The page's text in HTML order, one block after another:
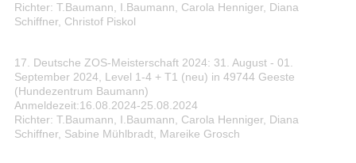
Richter: T.Baumann, I.Baumann, Carola Henniger, Diana
Schiffner, Christof Piskol
17. Deutsche ZOS-Meisterschaft 2024: 31. August - 01.
September 2024, Level 1-4 + T1 (neu) in 49744 Geeste
(Hundezentrum Baumann)
Anmeldezeit:16.08.2024-25.08.2024
Richter: T.Baumann, I.Baumann, Carola Henniger, Diana
Schiffner, Sabine Mühlbradt, Mareike Grosch